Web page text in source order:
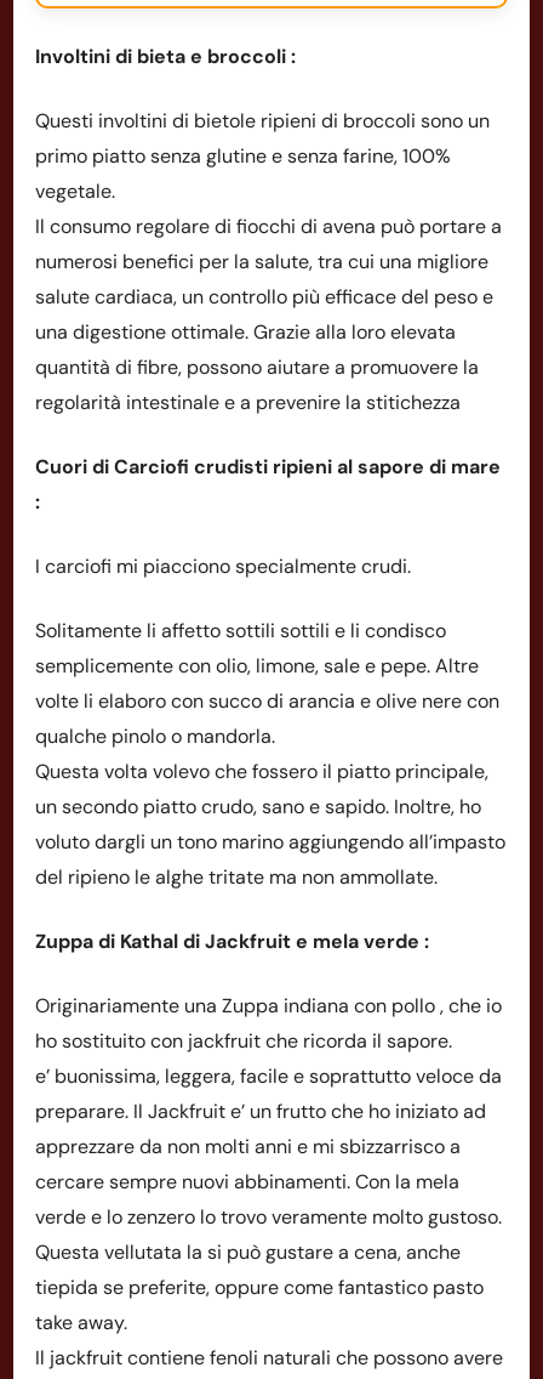
Involtini di bieta e broccoli :
Questi involtini di bietole ripieni di broccoli sono un
primo piatto senza glutine e senza farine, 100%
vegetale.
Il consumo regolare di fiocchi di avena può portare a
numerosi benefici per la salute, tra cui una migliore
salute cardiaca, un controllo più efficace del peso e
una digestione ottimale. Grazie alla loro elevata
quantità di fibre, possono aiutare a promuovere la
regolarità intestinale e a prevenire la stitichezza
Cuori di Carciofi crudisti ripieni al sapore di mare
:
I carciofi mi piacciono specialmente crudi.
Solitamente li affetto sottili sottili e li condisco
semplicemente con olio, limone, sale e pepe. Altre
volte li elaboro con succo di arancia e olive nere con
qualche pinolo o mandorla.
Questa volta volevo che fossero il piatto principale,
un secondo piatto crudo, sano e sapido. Inoltre, ho
voluto dargli un tono marino aggiungendo all’impasto
del ripieno le alghe tritate ma non ammollate.
Zuppa di Kathal di Jackfruit e mela verde :
Originariamente una Zuppa indiana con pollo , che io
ho sostituito con jackfruit che ricorda il sapore.
e’ buonissima, leggera, facile e soprattutto veloce da
preparare. Il Jackfruit e’ un frutto che ho iniziato ad
apprezzare da non molti anni e mi sbizzarrisco a
cercare sempre nuovi abbinamenti. Con la mela
verde e lo zenzero lo trovo veramente molto gustoso.
Questa vellutata la si può gustare a cena, anche
tiepida se preferite, oppure come fantastico pasto
take away.
Il jackfruit contiene fenoli naturali che possono avere